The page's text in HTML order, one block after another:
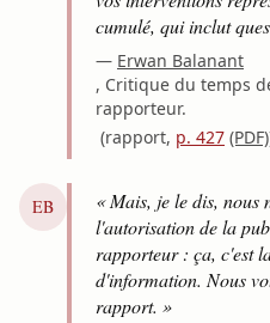
cumulé, qui inclut
— Erwan Balanant
, Critique du temps
rapporteur.
(rapport, p. 427 (PDF)
EB
« Mais, je le dis, nous
l'autorisation de la
rapporteur : ça, c'est
d'information. Nous
rapport. »